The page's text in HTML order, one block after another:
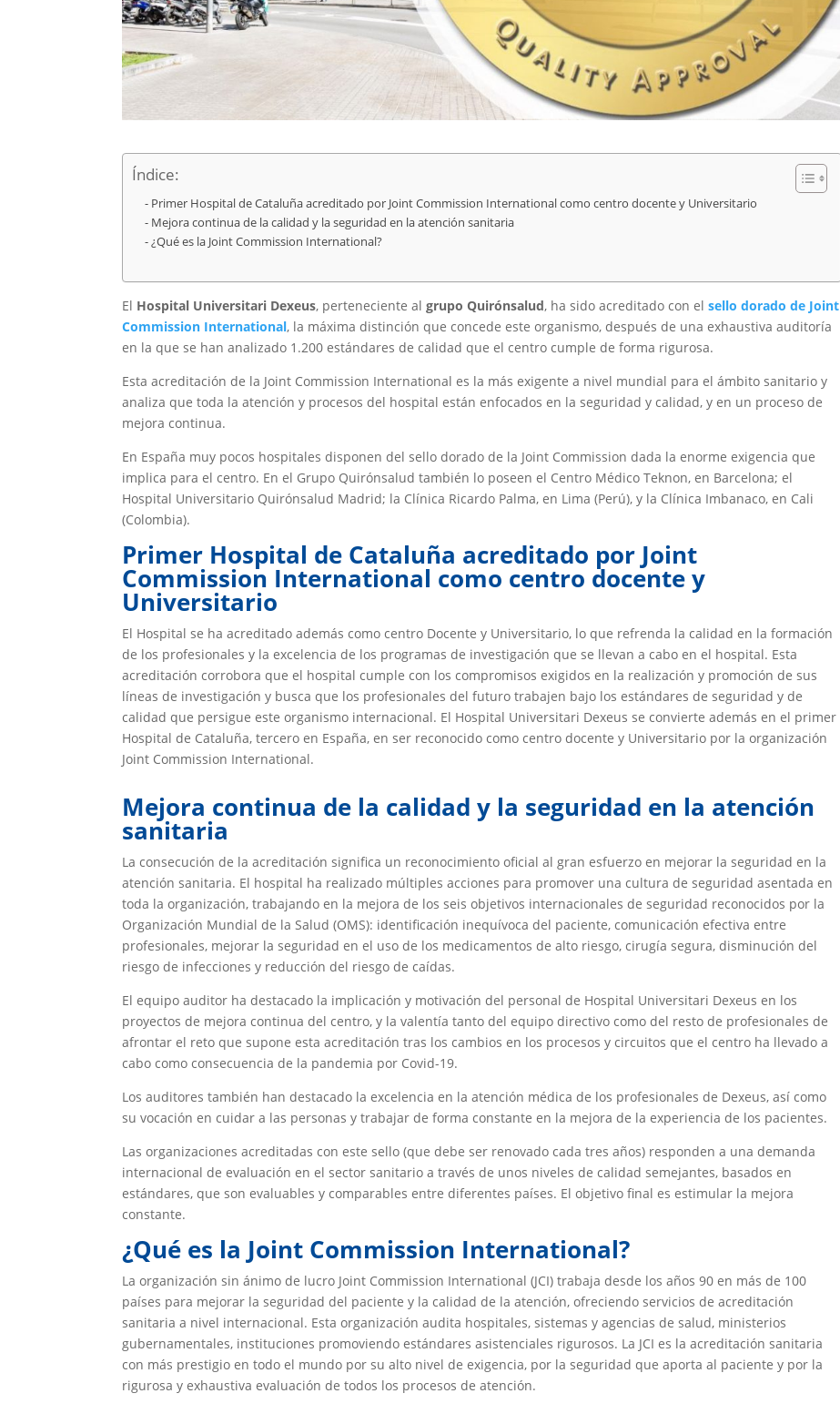
Índice:
Primer Hospital de Cataluña acreditado por Joint Commission International como centro docente y Universitario
Mejora continua de la calidad y la seguridad en la atención sanitaria
¿Qué es la Joint Commission International?
El Hospital Universitari Dexeus, perteneciente algrupo Quirónsalud, ha sido acreditado con elsello dorado de Joint
Commission International, la máxima distinción que concede este organismo, después de una exhaustiva auditoría
en la que se han analizado 1.200 estándares de calidad que el centro cumple de forma rigurosa.
Esta acreditación de la Joint Commission International es la más exigente a nivel mundial para el ámbito sanitario y
analiza que toda la atención y procesos del hospital están enfocados en la seguridad y calidad, y en un proceso de
mejora continua.
En España muy pocos hospitales disponen del sello dorado de la Joint Commission dada la enorme exigencia que
implica para el centro. En el Grupo Quirónsalud también lo poseen el Centro Médico Teknon, en Barcelona; el
Hospital Universitario Quirónsalud Madrid; la Clínica Ricardo Palma, en Lima (Perú), y la Clínica Imbanaco, en Cali
(Colombia).
Primer Hospital de Cataluña acreditado por Joint
Commission International como centro docente y
Universitario
El Hospital se ha acreditado además como centro Docente y Universitario, lo que refrenda la calidad en la formación
de los profesionales y la excelencia de los programas de investigación que se llevan a cabo en el hospital. Esta
acreditación corrobora que el hospital cumple con los compromisos exigidos en la realización y promoción de sus
líneas de investigación y busca que los profesionales del futuro trabajen bajo los estándares de seguridad y de
calidad que persigue este organismo internacional. El Hospital Universitari Dexeus se convierte además en el primer
Hospital de Cataluña, tercero en España, en ser reconocido como centro docente y Universitario por la organización
Joint Commission International.
Mejora continua de la calidad y la seguridad en la atención
sanitaria
La consecución de la acreditación significa un reconocimiento oficial al gran esfuerzo en mejorar la seguridad en la
atención sanitaria. El hospital ha realizado múltiples acciones para promover una cultura de seguridad asentada en
toda la organización, trabajando en la mejora de los seis objetivos internacionales de seguridad reconocidos por la
Organización Mundial de la Salud (OMS): identificación inequívoca del paciente, comunicación efectiva entre
profesionales, mejorar la seguridad en el uso de los medicamentos de alto riesgo, cirugía segura, disminución del
riesgo de infecciones y reducción del riesgo de caídas.
El equipo auditor ha destacado la implicación y motivación del personal de Hospital Universitari Dexeus en los
proyectos de mejora continua del centro, y la valentía tanto del equipo directivo como del resto de profesionales de
afrontar el reto que supone esta acreditación tras los cambios en los procesos y circuitos que el centro ha llevado a
cabo como consecuencia de la pandemia por Covid-19.
Los auditores también han destacado la excelencia en la atención médica de los profesionales de Dexeus, así como
su vocación en cuidar a las personas y trabajar de forma constante en la mejora de la experiencia de los pacientes.
Las organizaciones acreditadas con este sello (que debe ser renovado cada tres años) responden a una demanda
internacional de evaluación en el sector sanitario a través de unos niveles de calidad semejantes, basados en
estándares, que son evaluables y comparables entre diferentes países. El objetivo final es estimular la mejora
constante.
¿Qué es la Joint Commission International?
La organización sin ánimo de lucro Joint Commission International (JCI) trabaja desde los años 90 en más de 100
países para mejorar la seguridad del paciente y la calidad de la atención, ofreciendo servicios de acreditación
sanitaria a nivel internacional. Esta organización audita hospitales, sistemas y agencias de salud, ministerios
gubernamentales, instituciones promoviendo estándares asistenciales rigurosos. La JCI es la acreditación sanitaria
con más prestigio en todo el mundo por su alto nivel de exigencia, por la seguridad que aporta al paciente y por la
rigurosa y exhaustiva evaluación de todos los procesos de atención.